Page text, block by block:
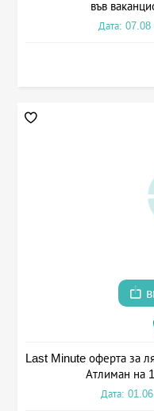
във
Дата:
Last Minute оферта за
Атлиман на
Дата: